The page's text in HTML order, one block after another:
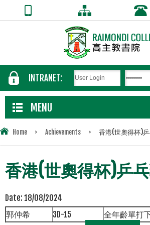
INTRANET:
MENU
Home > Achievements > 香港(世奧得杯)
香港(世奧得杯)乒
Date: 18/08/2024
郭仲希
3D-15 全年齡單打